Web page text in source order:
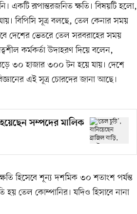
একটি রূপান্তরজনিত ক্ষতি। বিষয়টি হলো,
বিপিসি সূত্র বলছে, তেল কেনার সময়
দেশের ভেতরে তেল সরবরাহের সময়
কর্মকর্তা উদাহরণ দিয়ে বলেন,
৩০ হাজার ৩০০ টন হয়ে যায়। দেশে
এই সূত্র চোরদের জানা আছে।
হয়েছেন সম্পদের মালিক
হিসেবে শূন্য দশমিক ৩০ শতাংশ পর্যন্ত
হয় তেল কোম্পানির। যদিও হিসাবে নানা